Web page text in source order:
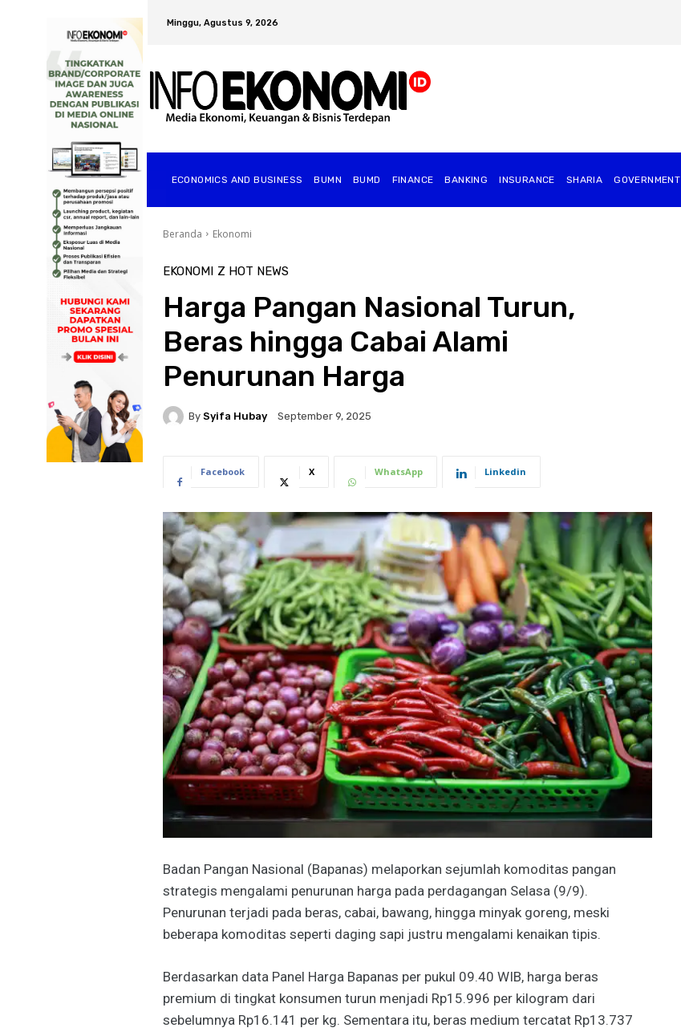
Minggu, Agustus 9, 2026
ECONOMICS AND BUSINESS BUMN BUMD FINANCE BANKING INSURANCE SHARIA GOVERNMENT
Beranda Ekonomi
EKONOMI Z HOT NEWS
Harga Pangan Nasional Turun,
Beras hingga Cabai Alami
Penurunan Harga
By Syifa Hubay September 9, 2025
Facebook X WhatsApp Linkedin
Badan Pangan Nasional (Bapanas) melaporkan sejumlah komoditas pangan
strategis mengalami penurunan harga pada perdagangan Selasa (9/9).
Penurunan terjadi pada beras, cabai, bawang, hingga minyak goreng, meski
beberapa komoditas seperti daging sapi justru mengalami kenaikan tipis.
Berdasarkan data Panel Harga Bapanas per pukul 09.40 WIB, harga beras
premium di tingkat konsumen turun menjadi Rp15.996 per kilogram dari
sebelumnya Rp16.141 per kg. Sementara itu, beras medium tercatat Rp13.737